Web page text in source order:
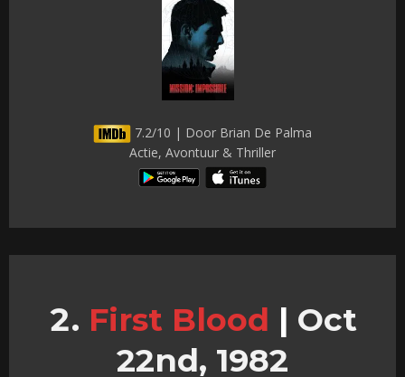
7.2/10 | Door Brian De Palma
Actie, Avontuur & Thriller
First Blood | Oct
22nd, 1982